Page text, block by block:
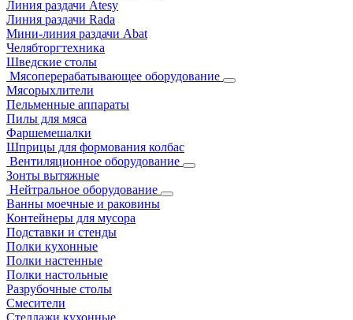
Линия раздачи Atesy
Линия раздачи Rada
Мини-линия раздачи Abat
Челябторгтехника
Шведские столы
Мясоперерабатывающее оборудование
Мясорыхлители
Пельменные аппараты
Пилы для мяса
Фаршемешалки
Шприцы для формования колбас
Вентиляционное оборудование
Зонты вытяжные
Нейтральное оборудование
Ванны моечные и раковины
Контейнеры для мусора
Подставки и стенды
Полки кухонные
Полки настенные
Полки настольные
Разрубочные столы
Смесители
Стеллажи кухонные